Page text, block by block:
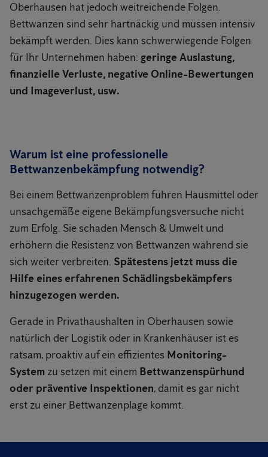
Oberhausen hat jedoch weitreichende Folgen.
Bettwanzen sind sehr hartnäckig und müssen intensiv
bekämpft werden. Dies kann schwerwiegende Folgen
für Ihr Unternehmen haben: geringe Auslastung,
finanzielle Verluste, negative Online-Bewertungen
und Imageverlust, usw.
Warum ist eine professionelle
Bettwanzenbekämpfung notwendig?
Bei einem Bettwanzenproblem führen Hausmittel oder
unsachgemäße eigene Bekämpfungsversuche nicht
zum Erfolg. Sie schaden Mensch & Umwelt und
erhöhern die Resistenz von Bettwanzen während sie
sich weiter verbreiten. Spätestens jetzt muss die
Hilfe eines erfahrenen Schädlingsbekämpfers
hinzugezogen werden.
Gerade in Privathaushalten in Oberhausen sowie
natürlich der Logistik oder in Krankenhäuser ist es
ratsam, proaktiv auf ein effizientes Monitoring-
System zu setzen mit einem Bettwanzenspürhund
oder präventive Inspektionen, damit es gar nicht
erst zu einer Bettwanzenplage kommt.